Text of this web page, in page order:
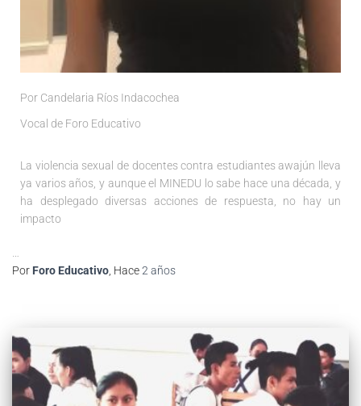
Por Candelaria Ríos Indacochea
Vocal de Foro Educativo
La violencia sexual de docentes contra estudiantes awajún lleva
ya varios años, y aunque el MINEDU lo sabe hace una década, y
ha desplegado diversas acciones de respuesta, no hay un
impacto
…
Por Foro Educativo, Hace2 años